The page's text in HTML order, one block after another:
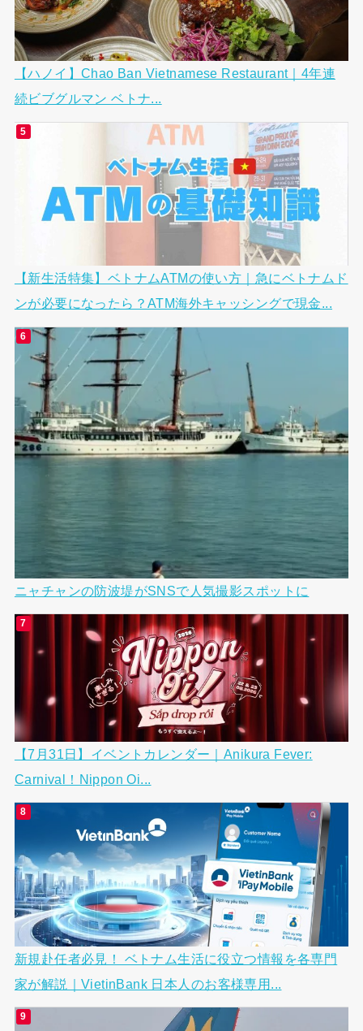
【ハノイ】Chao Ban Vietnamese Restaurant｜4年連
続ビブグルマン ベトナ...
【新生活特集】ベトナムATMの使い方｜急にベトナムド
ンが必要になったら？ATM海外キャッシングで現金...
ニャチャンの防波堤がSNSで人気撮影スポットに
【7月31日】イベントカレンダー｜Anikura Fever:
Carnival！Nippon Oi...
新規赴任者必見！ ベトナム生活に役立つ情報を各専門
家が解説｜VietinBank 日本人のお客様専用...